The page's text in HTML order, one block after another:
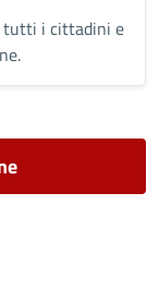
tutti i cittadini e